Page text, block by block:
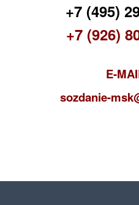
+7 (495)
+7 (926)
E-
sozdanie-